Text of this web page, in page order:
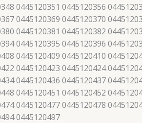
0445120351 0445120356
0445120369 0445120370
0445120381 0445120382
0445120395 0445120396
0445120409 0445120410
0445120423 0445120424
0445120436 0445120437
0445120451 0445120452
0445120477 0445120478
0445120497